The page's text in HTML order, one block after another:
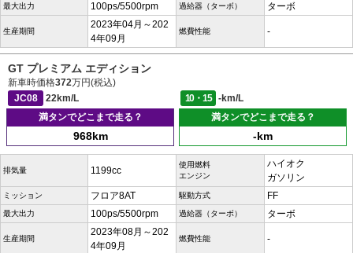
最大出力 100ps/5500rpm 過給器（ターボ） ターボ
生産期間
2023年04月～202
4年09月
燃費性能 -
GT プレミアム エディション
新車時価格372万円(税込)
JC08
22km/L 10・15
-km/L
満タンでどこまで走る？
968km
満タンでどこまで走る？
-km
排気量 1199cc
使用燃料
エンジン
ハイオク
ガソリン
ミッション フロア8AT 駆動方式 FF
最大出力 100ps/5500rpm 過給器（ターボ） ターボ
生産期間
2023年08月～202
4年09月
燃費性能 -